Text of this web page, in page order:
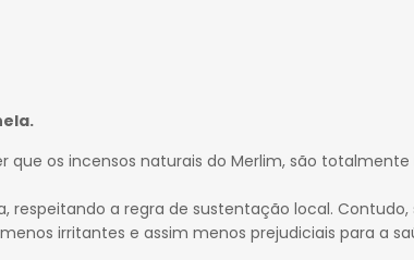
que os incensos naturais do Merlim, são
respeitando a regra de sustentação local.
irritantes e assim menos prejudiciais para a